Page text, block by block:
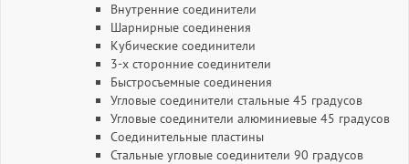
Внутренние соединители
Шарнирные соединения
Кубические соединители
3-х сторонние соединители
Быстросъемные соединения
Угловые соединители стальные 45 градусов
Угловые соединители алюминиевые 45 градусов
Соединительные пластины
Стальные угловые соединители 90 градусов